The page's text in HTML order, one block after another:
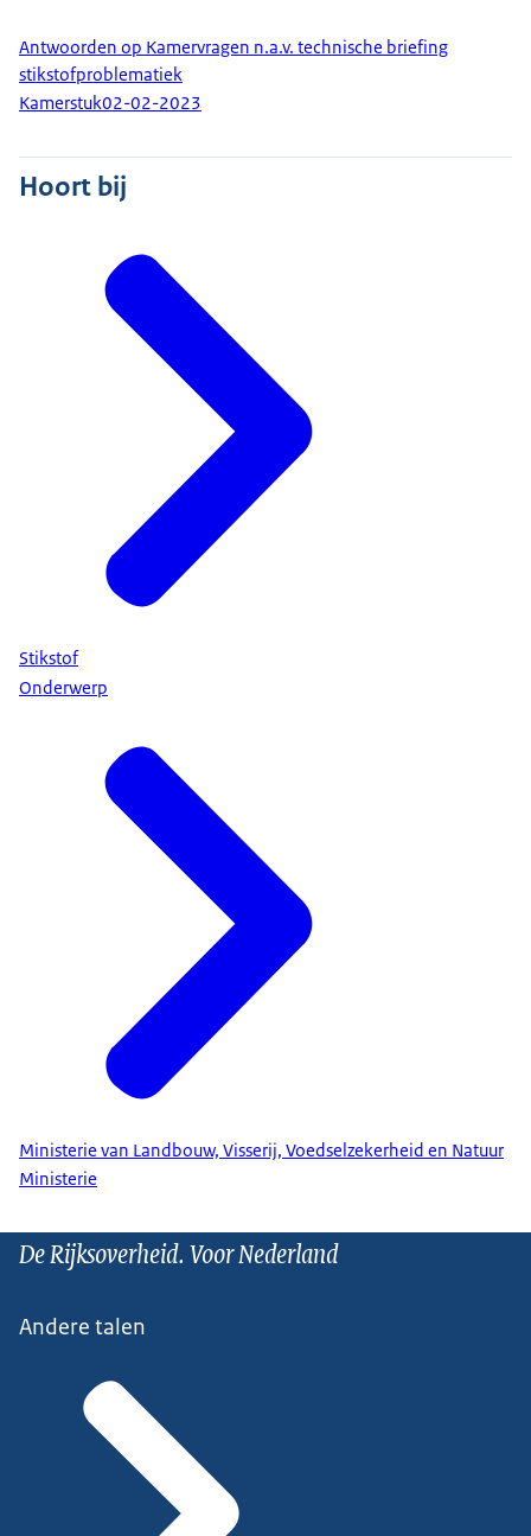
Antwoorden op Kamervragen n.a.v. technische briefing
stikstofproblematiek
Kamerstuk02-02-2023
Hoort bij
Stikstof
Onderwerp
Ministerie van Landbouw, Visserij, Voedselzekerheid en Natuur
Ministerie
De Rijksoverheid. Voor Nederland
Andere talen